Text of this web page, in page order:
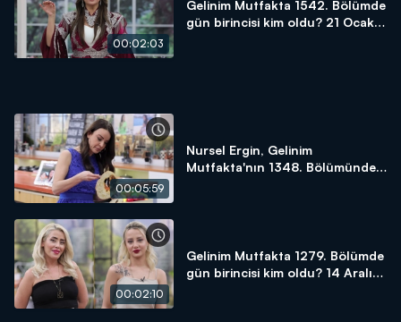
00:02:03
Gelinim Mutfakta 1542. Bölümde
gün birincisi kim oldu? 21 Ocak
00:05:59
Nursel Ergin, Gelinim
Mutfakta'nın 1348. Bölümünde
00:02:10
Gelinim Mutfakta 1279. Bölümde
gün birincisi kim oldu? 14 Aralık